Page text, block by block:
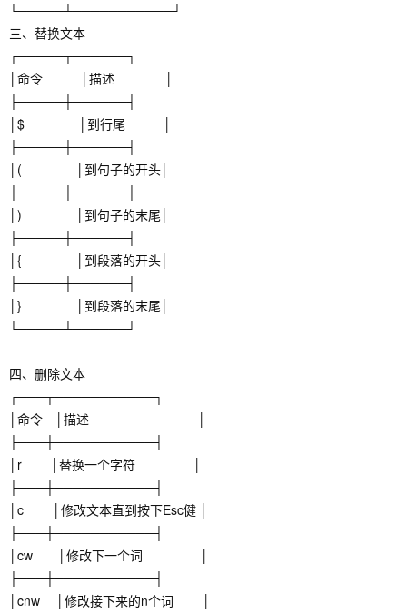
└─────┴───────────┘
三、替换文本
┌─────┬──────┐
│命令 │描述 │
├─────┼──────┤
│$ │到行尾 │
├─────┼──────┤
│( │到句子的开头│
├─────┼──────┤
│) │到句子的末尾│
├─────┼──────┤
│{ │到段落的开头│
├─────┼──────┤
│} │到段落的末尾│
└─────┴──────┘
四、删除文本
┌───┬───────────┐
│命令 │描述 │
├───┼───────────┤
│r │替换一个字符 │
├───┼───────────┤
│c │修改文本直到按下Esc健 │
├───┼───────────┤
│cw │修改下一个词 │
├───┼───────────┤
│cnw │修改接下来的n个词 │